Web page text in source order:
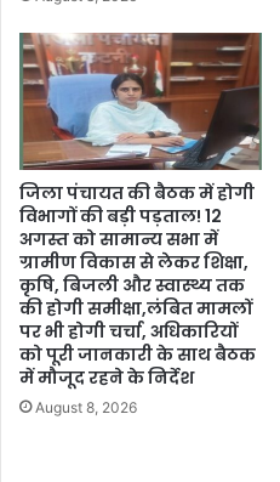
जिला पंचायत की बैठक में होगी
विभागों की बड़ी पड़ताल! 12
अगस्त को सामान्य सभा में
ग्रामीण विकास से लेकर शिक्षा,
कृषि, बिजली और स्वास्थ्य तक
की होगी समीक्षा,लंबित मामलों
पर भी होगी चर्चा, अधिकारियों
को पूरी जानकारी के साथ बैठक
में मौजूद रहने के निर्देश
August 8, 2026